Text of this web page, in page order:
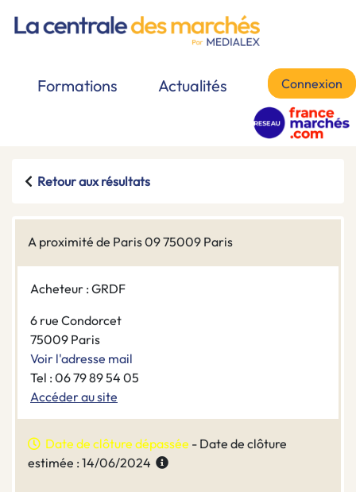
Formations Actualités Connexion
Retour aux résultats
A proximité de Paris 09 75009 Paris
Acheteur : GRDF
6 rue Condorcet
75009 Paris
Voir l'adresse mail
Tel : 06 79 89 54 05
Accéder au site
Date de clôture dépassée - Date de clôture
estimée : 14/06/2024